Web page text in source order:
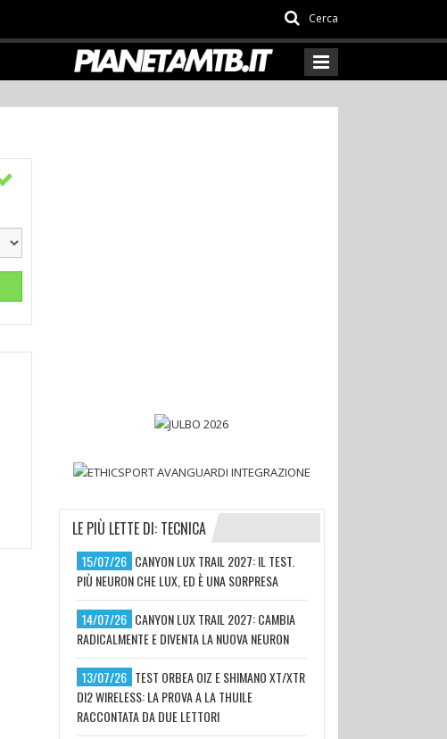
Cerca
LE PIÙ LETTE DI: TECNICA
15/07/26 CANYON LUX TRAIL 2027: IL TEST.
PIÙ NEURON CHE LUX, ED È UNA SORPRESA
14/07/26 CANYON LUX TRAIL 2027: CAMBIA
RADICALMENTE E DIVENTA LA NUOVA NEURON
13/07/26 TEST ORBEA OIZ E SHIMANO XT/XTR
DI2 WIRELESS: LA PROVA A LA THUILE
RACCONTATA DA DUE LETTORI